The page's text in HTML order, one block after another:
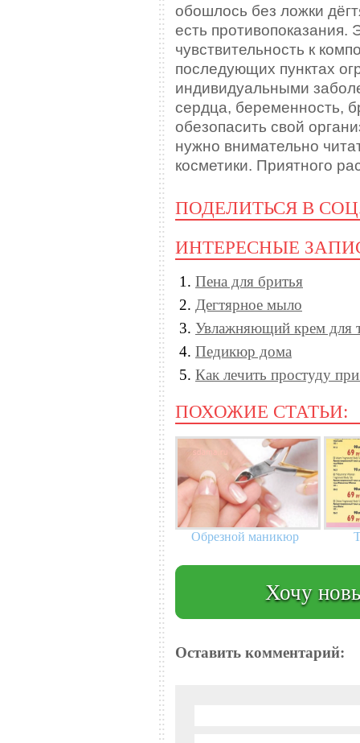
обошлось без ложки
есть
чувствительность к
последующих пунктах
индивидуальными
сердца, беременность,
обезопасить свой
нужно внимательно
косметики. Приятного
ПОДЕЛИТЬСЯ В
ИНТЕРЕСНЫЕ
Пена для бритья
Дегтярное мыло
Увлажняющий крем для
Педикюр дома
Как лечить простуду
ПОХОЖИЕ СТАТЬИ:
Обрезной маникюр
Хочу
Оставить комментарий: